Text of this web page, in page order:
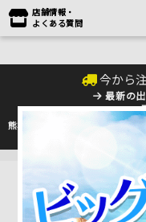
店舗情報・
よくある質問
今から
最新の
熊本地震の影響により九州への
の